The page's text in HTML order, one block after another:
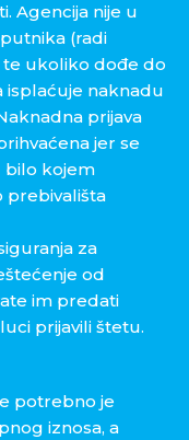
Agencija nije u
(radi
te ukoliko dođe do
isplaćuje naknadu
prijava
jer se
bilo kojem
za
od
im predati
prijavili štetu.
potrebno je
iznosa, a